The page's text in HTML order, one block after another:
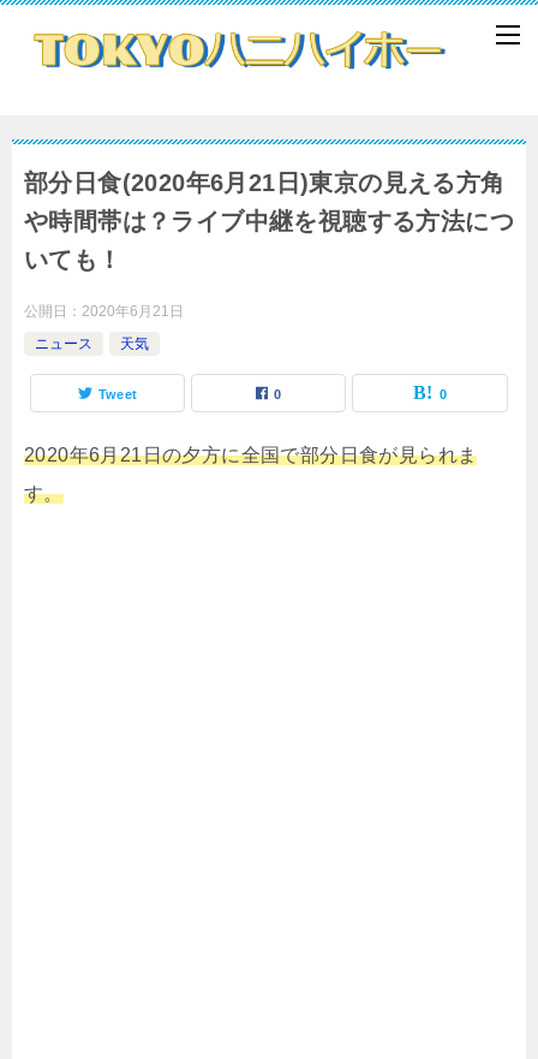
部分日食(2020年6月21日)東京の見える方角
や時間帯は？ライブ中継を視聴する方法につ
いても！
公開日： 2020年6月21日
ニュース
天気
Tweet 0 0
2020年6月21日の夕方に全国で部分日食が見られま
す。